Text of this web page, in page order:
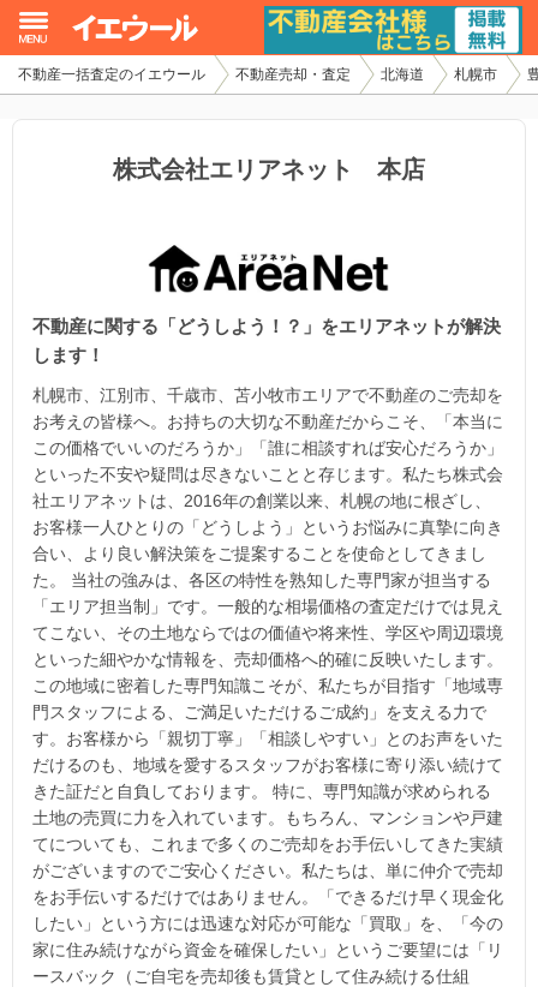
不動産一括査定のイエウール 不動産売却・査定 北海道 札幌市
株式会社エリアネット 本店
不動産に関する「どうしよう！？」をエリアネットが解決
します！
札幌市、江別市、千歳市、苫小牧市エリアで不動産のご売却を
お考えの皆様へ。お持ちの大切な不動産だからこそ、「本当に
この価格でいいのだろうか」「誰に相談すれば安心だろうか」
といった不安や疑問は尽きないことと存じます。私たち株式会
社エリアネットは、2016年の創業以来、札幌の地に根ざし、
お客様一人ひとりの「どうしよう」というお悩みに真摯に向き
合い、より良い解決策をご提案することを使命としてきまし
た。 当社の強みは、各区の特性を熟知した専門家が担当する
「エリア担当制」です。一般的な相場価格の査定だけでは見え
てこない、その土地ならではの価値や将来性、学区や周辺環境
といった細やかな情報を、売却価格へ的確に反映いたします。
この地域に密着した専門知識こそが、私たちが目指す「地域専
門スタッフによる、ご満足いただけるご成約」を支える力で
す。お客様から「親切丁寧」「相談しやすい」とのお声をいた
だけるのも、地域を愛するスタッフがお客様に寄り添い続けて
きた証だと自負しております。 特に、専門知識が求められる
土地の売買に力を入れています。もちろん、マンションや戸建
てについても、これまで多くのご売却をお手伝いしてきた実績
がございますのでご安心ください。私たちは、単に仲介で売却
をお手伝いするだけではありません。「できるだけ早く現金化
したい」という方には迅速な対応が可能な「買取」を、「今の
家に住み続けながら資金を確保したい」というご要望には「リ
ースバック（ご自宅を売却後も賃貸として住み続ける仕組
イエウール加盟希望の不動産会社様
不動産の売却・一括査定
家査定シミュレーター
お問い合わせ